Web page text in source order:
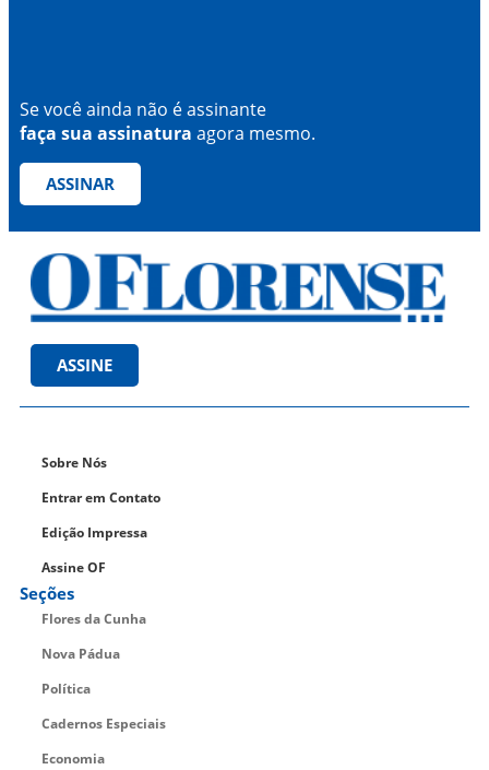
Se você ainda não é assinante
faça sua assinatura agora mesmo.
ASSINAR
ASSINE
Sobre Nós
Entrar em Contato
Edição Impressa
Assine OF
Seções
Flores da Cunha
Nova Pádua
Política
Cadernos Especiais
Economia